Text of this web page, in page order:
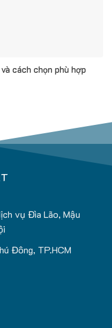
cách chọn phù hợp
vụ Đìa Lão, Mậu
Đông, TP.HCM